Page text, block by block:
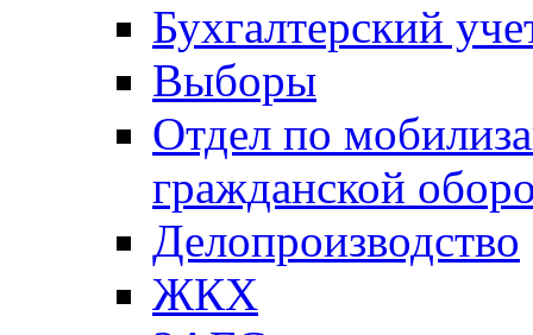
Бухгалтерский
Выборы
Отдел по
гражданской
Делопроизводство
ЖКХ